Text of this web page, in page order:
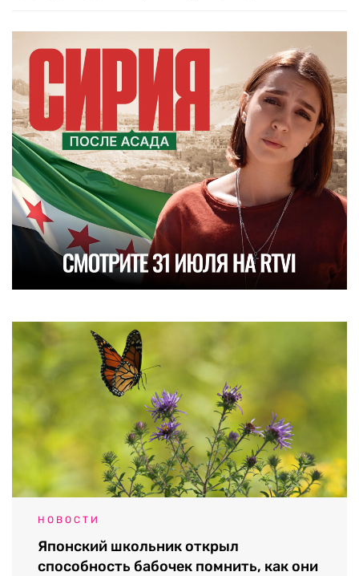
НОВОСТИ
Японский школьник открыл
способность бабочек помнить, как они